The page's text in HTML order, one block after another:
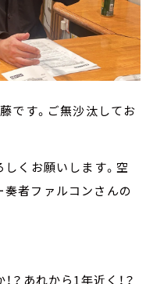
です。ご無沙汰してお
しくお願いします。空
者ファルコンさんの
？あれから1年近く！？